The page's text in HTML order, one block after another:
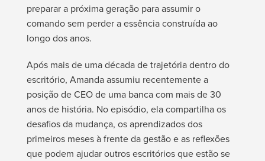
preparar a próxima geração para assumir o
comando sem perder a essência construída ao
longo dos anos.
Após mais de uma década de trajetória dentro do
escritório, Amanda assumiu recentemente a
posição de CEO de uma banca com mais de 30
anos de história. No episódio, ela compartilha os
desafios da mudança, os aprendizados dos
primeiros meses à frente da gestão e as reflexões
que podem ajudar outros escritórios que estão se